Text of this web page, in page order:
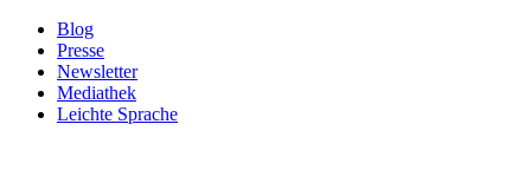
Blog
Presse
Newsletter
Mediathek
Leichte Sprache